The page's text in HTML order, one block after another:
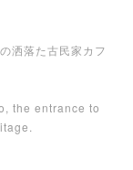
洒落た古民家カフ
the entrance to